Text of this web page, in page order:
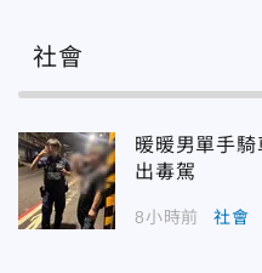
社會
暖暖男單手
出毒駕
8小時前 社會